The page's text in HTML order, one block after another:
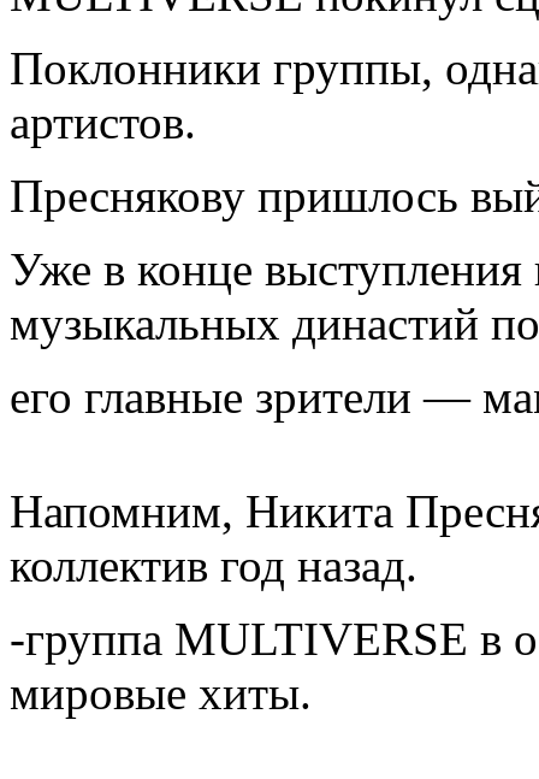
Поклонники группы,
артистов.
Преснякову пришлось
Уже в конце
музыкальных династий
его главные зрители —
Напомним, Никита
коллектив год назад.
-группа MULTIVERSE в
мировые хиты.